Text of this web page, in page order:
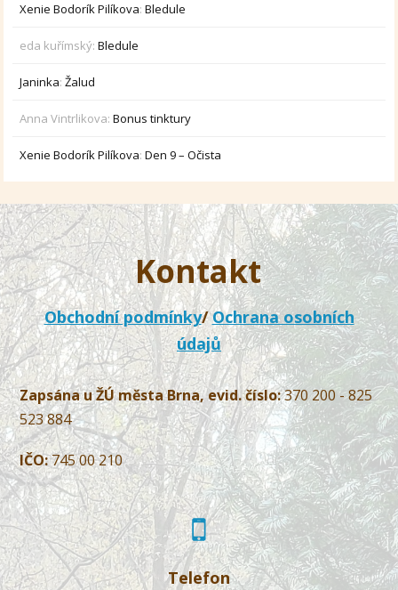
Xenie Bodorík Pilíkova:Bledule
eda kuřímský:Bledule
Janinka:Žalud
Anna Vintrlikova:Bonus tinktury
Xenie Bodorík Pilíkova:Den 9 – Očista
Kontakt
Obchodní podmínky/Ochrana osobních
údajů
Zapsána u ŽÚ města Brna, evid. číslo:370 200 - 825
523 884
IČO:745 00 210
Telefon